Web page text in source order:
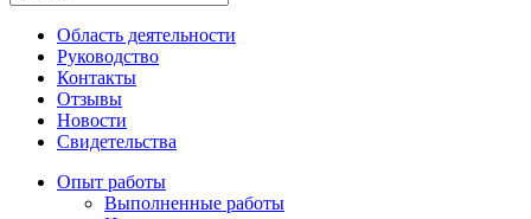
Область деятельности
Руководство
Контакты
Отзывы
Новости
Свидетельства
Опыт работы
Выполненные работы